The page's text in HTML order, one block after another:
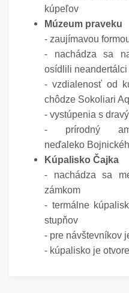
kúpeľov
Múzeum praveku
- zaujímavou
- nachádza sa
osídlili neandertálci
- vzdialenosť od
chôdze Sokoliari
- vystúpenia s
- prírodný
neďaleko
Kúpalisko Čajka
- nachádza sa
zámkom
- termálne
stupňov
- pre návštevníkov
- kúpalisko je